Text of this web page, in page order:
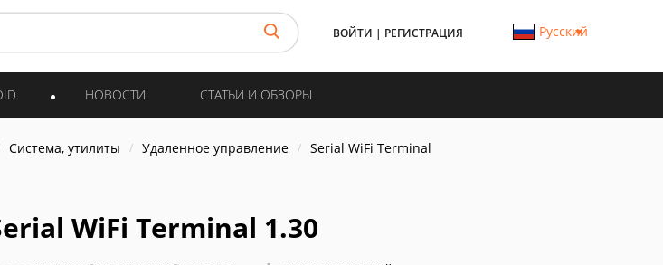
ВОЙТИ | РЕГИСТРАЦИЯ Русский
НОВОСТИ СТАТЬИ И ОБЗОРЫ
Система, утилиты Удаленное управление Serial WiFi Terminal
WiFi Terminal 1.30